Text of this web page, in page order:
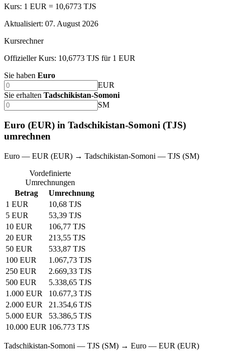
Kurs: 1 EUR = 10,6773 TJS
Aktualisiert: 07. August 2026
Kursrechner
Offizieller Kurs: 10,6773 TJS für 1 EUR
Sie haben Euro
EUR
Sie erhalten Tadschikistan-Somoni
SM
Euro (EUR) in Tadschikistan-Somoni (TJS)
umrechnen
Euro — EUR (EUR) → Tadschikistan-Somoni — TJS (SM)
Vordefinierte
Umrechnungen
Betrag
Umrechnung
1 EUR
10,68 TJS
5 EUR
53,39 TJS
10 EUR
106,77 TJS
20 EUR
213,55 TJS
50 EUR
533,87 TJS
100 EUR
1.067,73 TJS
250 EUR
2.669,33 TJS
500 EUR
5.338,65 TJS
1.000 EUR
10.677,3 TJS
2.000 EUR
21.354,6 TJS
5.000 EUR
53.386,5 TJS
10.000 EUR 106.773 TJS
Tadschikistan-Somoni — TJS (SM) → Euro — EUR (EUR)